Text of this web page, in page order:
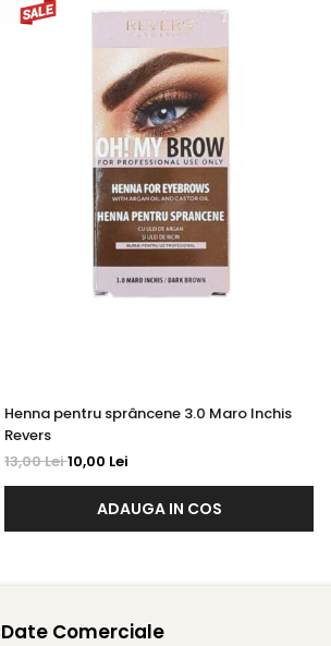
Henna pentru sprâncene 3.0 Maro Inchis
Revers
13,00 Lei10,00 Lei
ADAUGA IN COS
Date Comerciale